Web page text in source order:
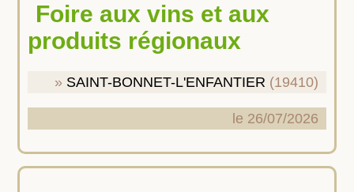
Foire aux vins et aux
produits régionaux
SAINT-BONNET-L'ENFANTIER (19410)
le 26/07/2026